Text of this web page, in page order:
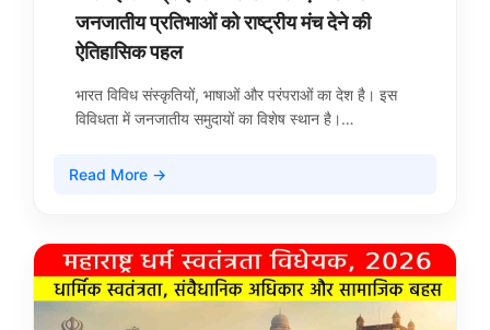
जनजातीय प्रतिभाओं को राष्ट्रीय मंच देने की
ऐतिहासिक पहल
भारत विविध संस्कृतियों, भाषाओं और परंपराओं का देश है। इस
विविधता में जनजातीय समुदायों का विशेष स्थान है।…
Read More →